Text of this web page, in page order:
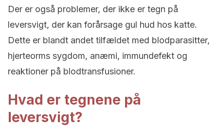
Der er også problemer, der ikke er tegn på
leversvigt, der kan forårsage gul hud hos katte.
Dette er blandt andet tilfældet med blodparasitter,
hjerteorms sygdom, anæmi, immundefekt og
reaktioner på blodtransfusioner.
Hvad er tegnene på
leversvigt?